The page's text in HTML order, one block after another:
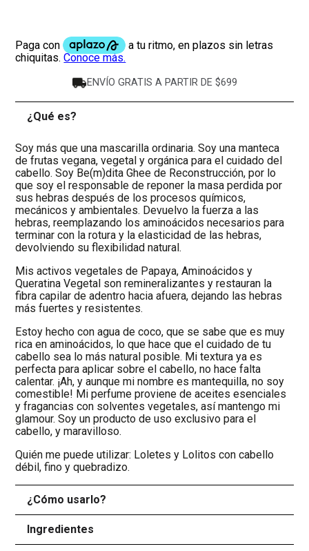
ENVÍO GRATIS A PARTIR DE $699
¿Qué es?
Soy más que una mascarilla ordinaria. Soy una manteca
de frutas vegana, vegetal y orgánica para el cuidado del
cabello. Soy Be(m)dita Ghee de Reconstrucción, por lo
que soy el responsable de reponer la masa perdida por
sus hebras después de los procesos químicos,
mecánicos y ambientales. Devuelvo la fuerza a las
hebras, reemplazando los aminoácidos necesarios para
terminar con la rotura y la elasticidad de las hebras,
devolviendo su flexibilidad natural.
Mis activos vegetales de Papaya, Aminoácidos y
Queratina Vegetal son remineralizantes y restauran la
fibra capilar de adentro hacia afuera, dejando las hebras
más fuertes y resistentes.
Estoy hecho con agua de coco, que se sabe que es muy
rica en aminoácidos, lo que hace que el cuidado de tu
cabello sea lo más natural posible. Mi textura ya es
perfecta para aplicar sobre el cabello, no hace falta
calentar. ¡Ah, y aunque mi nombre es mantequilla, no soy
comestible! Mi perfume proviene de aceites esenciales
y fragancias con solventes vegetales, así mantengo mi
glamour. Soy un producto de uso exclusivo para el
cabello, y maravilloso.
Quién me puede utilizar: Loletes y Lolitos con cabello
débil, fino y quebradizo.
¿Cómo usarlo?
Ingredientes